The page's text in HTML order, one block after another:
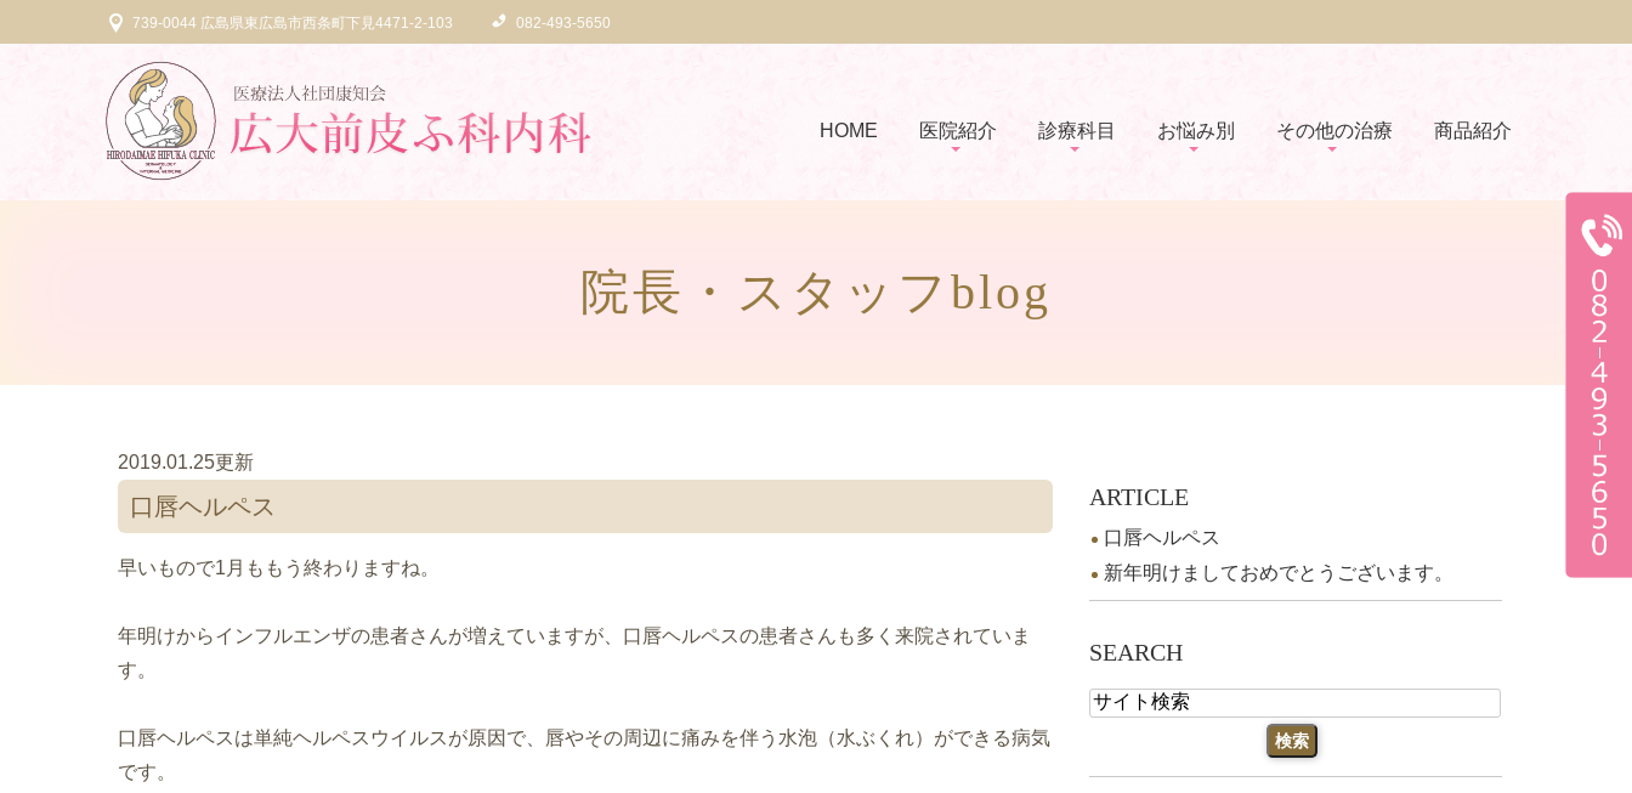
739-0044 広島県東広島市西条町下見4471-2-103 082-493-5650
HOME 医院紹介 診療科目 お悩み別 その他の治療 商品紹介
院長・スタッフblog
2019.01.25更新
口唇ヘルペス
早いもので1月ももう終わりますね。
年明けからインフルエンザの患者さんが増えていますが、口唇ヘルペスの患者さんも多く来院されていま
す。
口唇ヘルペスは単純ヘルペスウイルスが原因で、唇やその周辺に痛みを伴う水泡（水ぶくれ）ができる病気
です。
ARTICLE
口唇ヘルペス
新年明けましておめでとうございます。
SEARCH